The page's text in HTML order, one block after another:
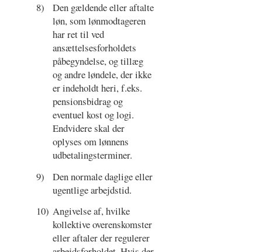
8)
Den gældende eller aftalte
løn, som lønmodtageren
har ret til ved
ansættelsesforholdets
påbegyndelse, og tillæg
og andre løndele, der ikke
er indeholdt heri, f.eks.
pensionsbidrag og
eventuel kost og logi.
Endvidere skal der
oplyses om lønnens
udbetalingsterminer.
9)
Den normale daglige eller
ugentlige arbejdstid.
10) Angivelse af, hvilke
kollektive overenskomster
eller aftaler der regulerer